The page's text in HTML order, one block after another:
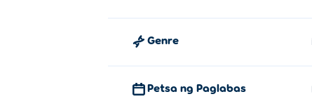
Genre
Petsa ng Paglabas